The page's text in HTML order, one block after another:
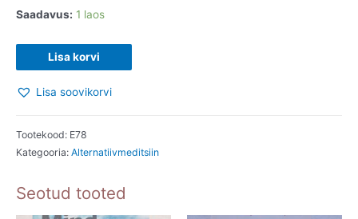
Saadavus: 1 laos
kodused
raviviisid.
Wang.
2006
Lisa korvi
Lisa soovikorvi
Tootekood: E78
Kategooria: Alternatiivmeditsiin
Seotud tooted